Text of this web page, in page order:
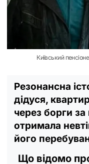
Київський
Резонансна
дідуся,
через борги
отримала
його
Що відомо